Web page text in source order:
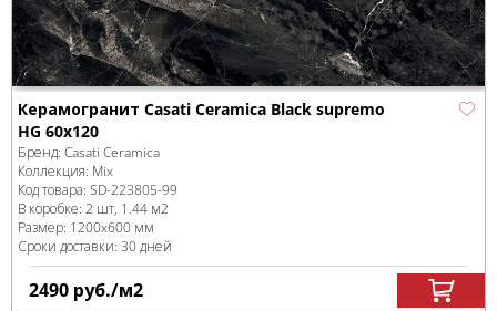
Керамогранит Casati Ceramica Black supremo
HG 60x120
Бренд: Casati Ceramica
Коллекция: Mix
Код товара: SD-223805-99
В коробке: 2 шт, 1.44 м2
Размер: 1200x600 мм
Сроки доставки: 30 дней
2490 руб./м2